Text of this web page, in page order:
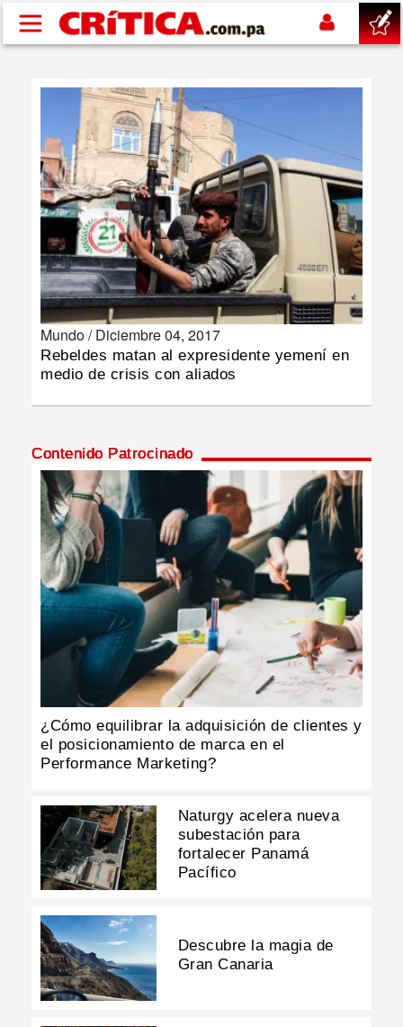
Pasar al contenido principal
NACIONAL
SHOW
DEPORTES
MULTIMEDIA
IMPRESO
Mundo /Diciembre 04, 2017
Rebeldes matan al expresidente yemení en
medio de crisis con aliados
Contenido Patrocinado
¿Cómo equilibrar la adquisición de clientes y
el posicionamiento de marca en el
Performance Marketing?
Naturgy acelera nueva
subestación para
fortalecer Panamá
Pacífico
Descubre la magia de
Gran Canaria